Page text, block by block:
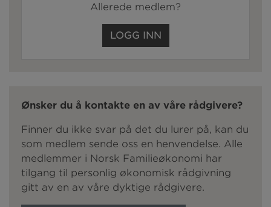
Allerede medlem?
LOGG INN
Ønsker du å kontakte en av våre rådgivere?
Finner du ikke svar på det du lurer på, kan du
som medlem sende oss en henvendelse. Alle
medlemmer i Norsk Familieøkonomi har
tilgang til personlig økonomisk rådgivning
gitt av en av våre dyktige rådgivere.